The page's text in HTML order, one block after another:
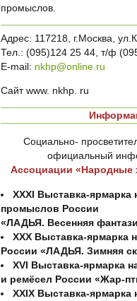
промыслов.
Адрес: 117218, г.Москва,
Тел.: (095)124 25 44, т/ф
E-mail: nkhp@online.ru
Сайт www. nkhp. ru
Социально-
официальный
Ассоциации «Народные
XXХI Выставка-
промыслов России
«ЛАДЬЯ. Весенняя
XXX Выставка-
России «ЛАДЬЯ. Зимняя
XVI Выставка-ярмарка
и ремёсел России «Жар-
XXIX Выставка-